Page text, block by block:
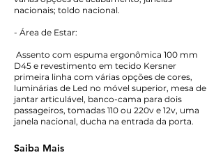
nacionais; toldo nacional.
- Área de Estar:
Assento com espuma ergonômica 100 mm
D45 e revestimento em tecido Kersner
primeira linha com várias opções de cores,
luminárias de Led no móvel superior, mesa de
jantar articulável, banco-cama para dois
passageiros, tomadas 110 ou 220v e 12v, uma
janela nacional, ducha na entrada da porta.
Saiba Mais